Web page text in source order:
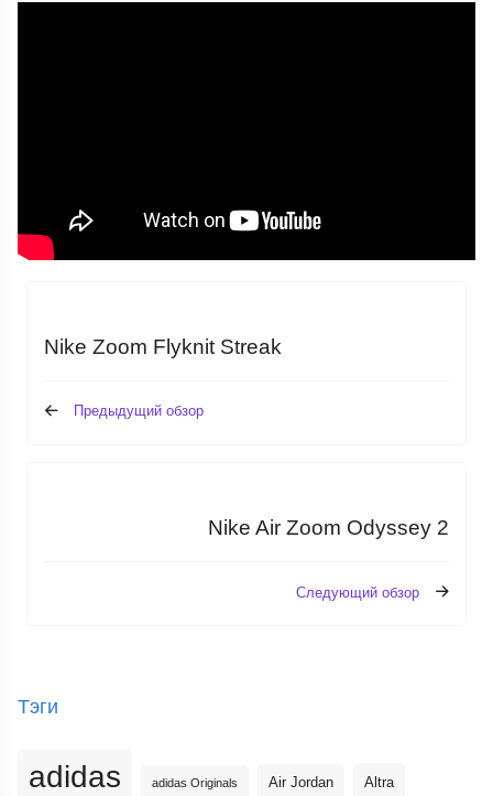
Nike Zoom Flyknit Streak
Предыдущий обзор
Nike Air Zoom Odyssey 2
Следующий обзор
Тэги
adidas adidas Originals Air Jordan Altra